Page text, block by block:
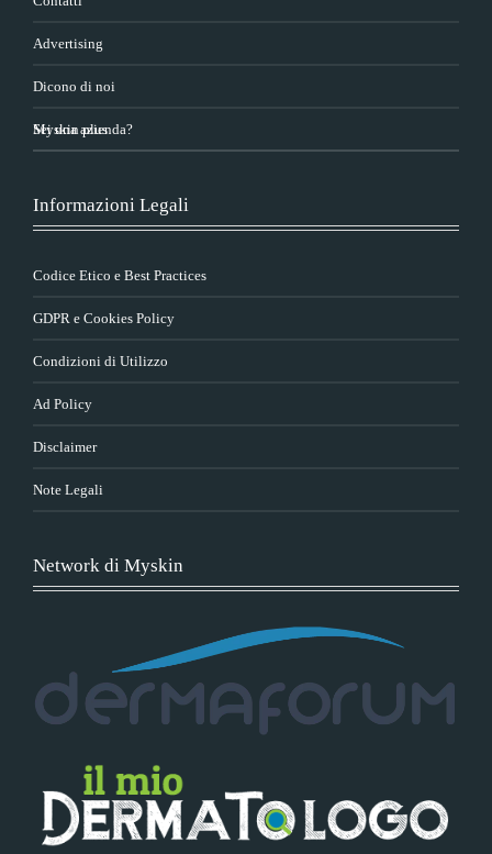
Advertising
Dicono di noi
Sei una azienda?
Myskin plus
Informazioni Legali
Codice Etico e Best Practices
GDPR e Cookies Policy
Condizioni di Utilizzo
Ad Policy
Disclaimer
Note Legali
Network di Myskin